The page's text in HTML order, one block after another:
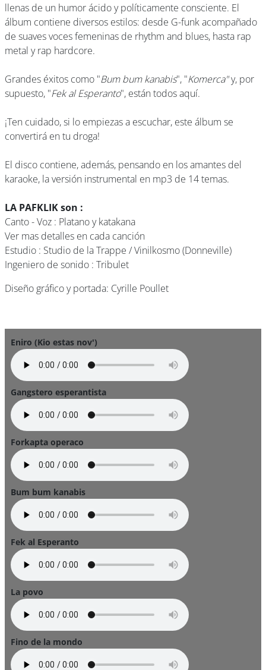
llenas de un humor ácido y políticamente consciente. El
álbum contiene diversos estilos: desde G-funk acompañado
de suaves voces femeninas de rhythm and blues, hasta rap
metal y rap hardcore.
Grandes éxitos como "Bum bum kanabis", "Komerca"y, por
supuesto, "Fek al Esperanto", están todos aquí.
¡Ten cuidado, si lo empiezas a escuchar, este álbum se
convertirá en tu droga!
El disco contiene, además, pensando en los amantes del
karaoke, la versión instrumental en mp3 de 14 temas.
LA PAFKLIK son :
Canto - Voz : Platano y katakana
Ver mas detalles en cada canción
Estudio : Studio de la Trappe / Vinilkosmo (Donneville)
Ingeniero de sonido : Tribulet
Diseño gráfico y portada: Cyrille Poullet
Eniro (Kio estas nov')
Gangstero esperantista
Forkapta operaco
Bum bum kanabis
Fek al Esperanto
La povo
Fino de la mondo